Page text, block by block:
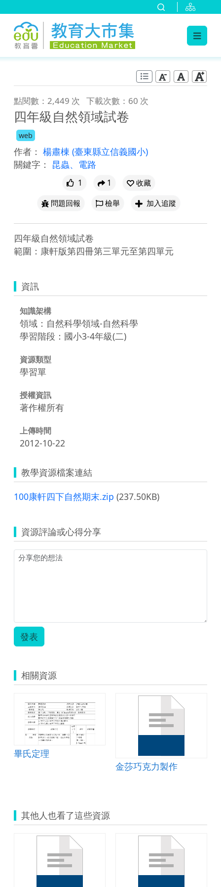
點閱數：2,449 次 下載次數：60 次
四年級自然領域試卷
web
作者： 楊肅棟 (臺東縣立信義國小)
關鍵字：
昆蟲、電路
1 1
收藏
問題回報
檢舉 加入追蹤
四年級自然領域試卷
範圍：康軒版第四冊第三單元至第四單元
資訊
知識架構
領域：自然科學領域-自然科學
學習階段：國小3-4年級(二)
資源類型
學習單
授權資訊
著作權所有
上傳時間
2012-10-22
教學資源檔案連結
100康軒四下自然期末.zip (237.50KB)
資源評論或心得分享
發表
相關資源
畢氏定理
金莎巧克力製作
其他人也看了這些資源